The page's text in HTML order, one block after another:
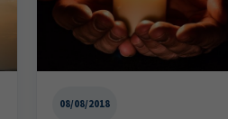
08/08/2018